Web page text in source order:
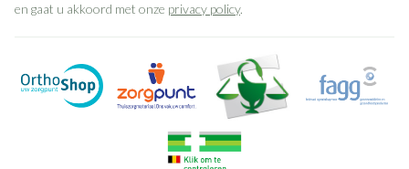
en gaat u akkoord met onze privacy policy.